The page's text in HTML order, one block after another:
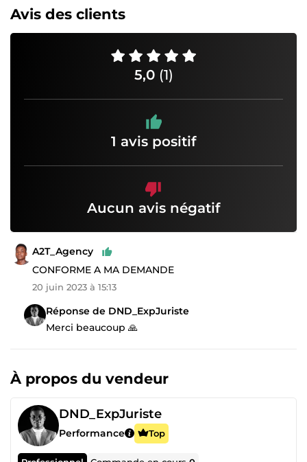
Avis des clients
5,0 (1)
1 avis positif
Aucun avis négatif
A2T_Agency
CONFORME A MA DEMANDE
20 juin 2023 à 15:13
Réponse de DND_ExpJuriste
Merci beaucoup 🙏
À propos du vendeur
DND_ExpJuriste
Performance Top